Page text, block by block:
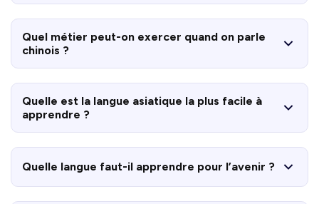
Quel métier peut-on exercer quand on parle
chinois ?
Quelle est la langue asiatique la plus facile à
apprendre ?
Quelle langue faut-il apprendre pour l’avenir ?